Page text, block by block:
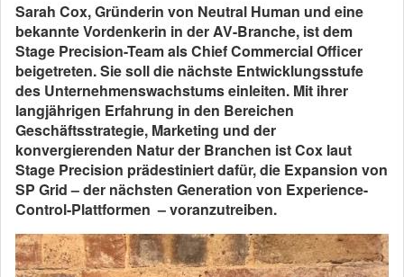
Sarah Cox, Gründerin von Neutral Human und eine
bekannte Vordenkerin in der AV-Branche, ist dem
Stage Precision-Team als Chief Commercial Officer
beigetreten. Sie soll die nächste Entwicklungsstufe
des Unternehmenswachstums einleiten. Mit ihrer
langjährigen Erfahrung in den Bereichen
Geschäftsstrategie, Marketing und der
konvergierenden Natur der Branchen ist Cox laut
Stage Precision prädestiniert dafür, die Expansion von
SP Grid – der nächsten Generation von Experience-
Control-Plattformen – voranzutreiben.